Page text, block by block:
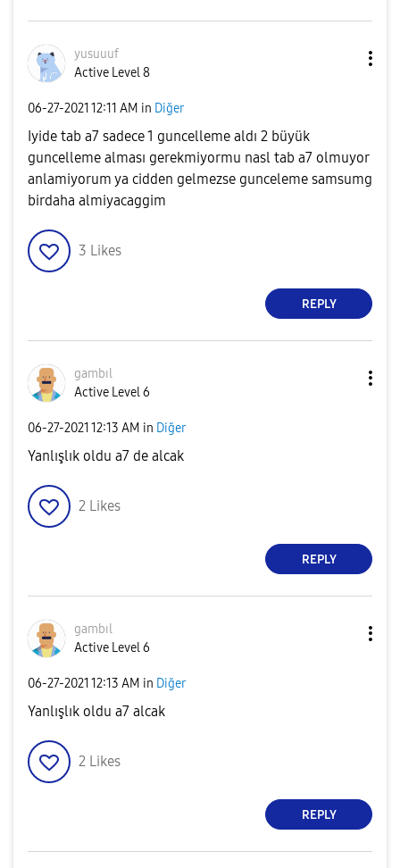
yusuuuf
Active Level 8
‎06-27-2021 12:11 AM in Diğer
Iyide tab a7 sadece 1 guncelleme aldı 2 büyük
guncelleme alması gerekmiyormu nasl tab a7 olmuyor
anlamiyorum ya cidden gelmezse gunceleme samsumg
birdaha almiyacaggim
3 Likes
REPLY
gambıl
Active Level 6
‎06-27-2021 12:13 AM in Diğer
Yanlışlık oldu a7 de alcak
2 Likes
REPLY
gambıl
Active Level 6
‎06-27-2021 12:13 AM in Diğer
Yanlışlık oldu a7 alcak
2 Likes
REPLY